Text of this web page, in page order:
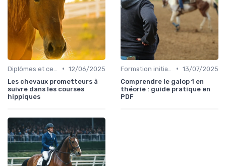
• 12/06/2025
Les chevaux prometteurs à
suivre dans les courses
hippiques
• 13/07/2025
Comprendre le galop 1 en
théorie : guide pratique en
PDF